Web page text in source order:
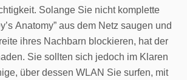
Solange Sie nicht komplette
Anatomy” aus dem Netz saugen und
ihres Nachbarn blockieren, hat der
Sie sollten sich jedoch im Klaren
über dessen WLAN Sie surfen, mit